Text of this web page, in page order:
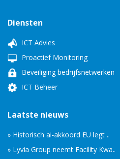
Diensten
ICT Advies
Proactief Monitoring
Beveiliging bedrijfsnetwerken
ICT Beheer
Laatste nieuws
» Historisch ai-akkoord EU legt ..
» Lyvia Group neemt Facility Kwa..